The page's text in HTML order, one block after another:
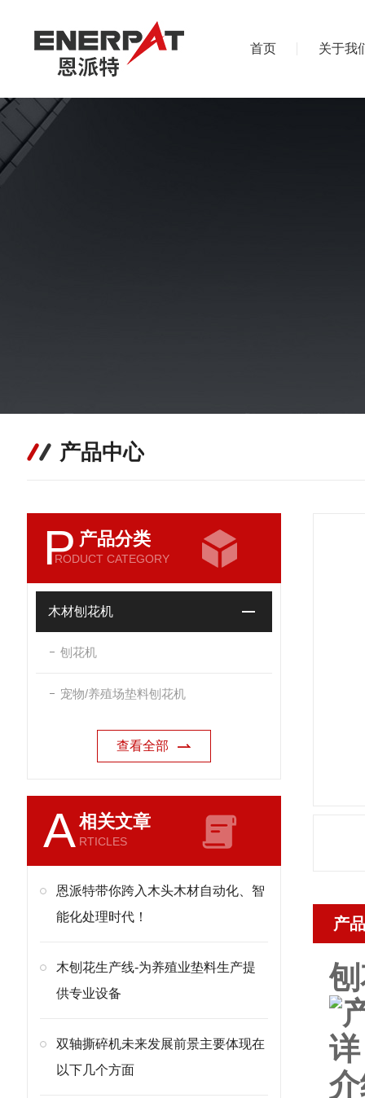
首页 关于我
产品中心
P 产品分类
RODUCT CATEGORY
木材刨花机
刨花机
宠物/养殖场垫料刨花机
查看全部
A相关文章
RTICLES
恩派特带你跨入木头木材自动化、智
能化处理时代！
木刨花生产线-为养殖业垫料生产提
供专业设备
双轴撕碎机未来发展前景主要体现在
以下几个方面
产